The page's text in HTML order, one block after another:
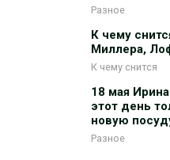
Разное
К чему
Миллера,
К чему снится
18 мая
этот день
новую
Разное